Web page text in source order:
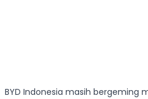
BYD Indonesia masih bergeming